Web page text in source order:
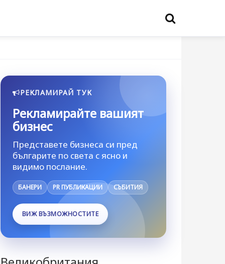
РЕКЛАМИРАЙ ТУК
Рекламирайте вашият
бизнес
Представете бизнеса си пред
българите по света с ясно и
видимо послание.
БАНЕРИ PR ПУБЛИКАЦИИ СЪБИТИЯ
ВИЖ ВЪЗМОЖНОСТИТЕ